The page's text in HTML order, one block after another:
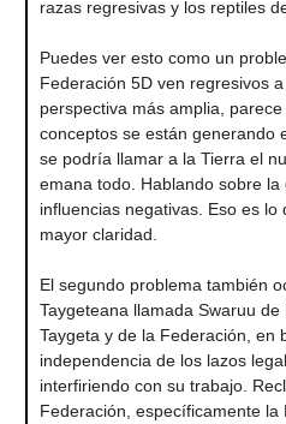
razas regresivas y los reptiles
Puedes ver esto como un
Federación 5D ven regresivos
perspectiva más amplia,
conceptos se están generando
se podría llamar a la Tierra el
emana todo. Hablando sobre
influencias negativas. Eso es lo
mayor claridad.
El segundo problema también
Taygeteana llamada Swaruu
Taygeta y de la Federación, en
independencia de los lazos
interfiriendo con su trabajo.
Federación, específicamente